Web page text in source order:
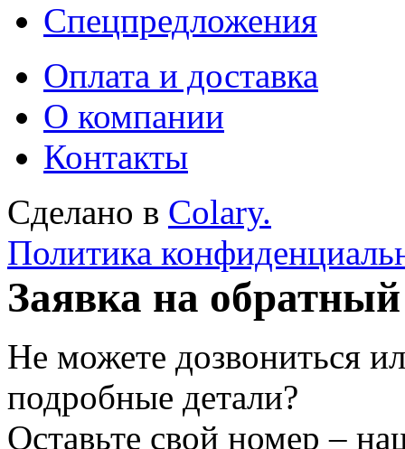
Спецпредложения
Оплата и доставка
О компании
Контакты
Сделано в Colary.
Политика
Заявка на
Не можете дозвониться
подробные детали?
Оставьте свой номер –